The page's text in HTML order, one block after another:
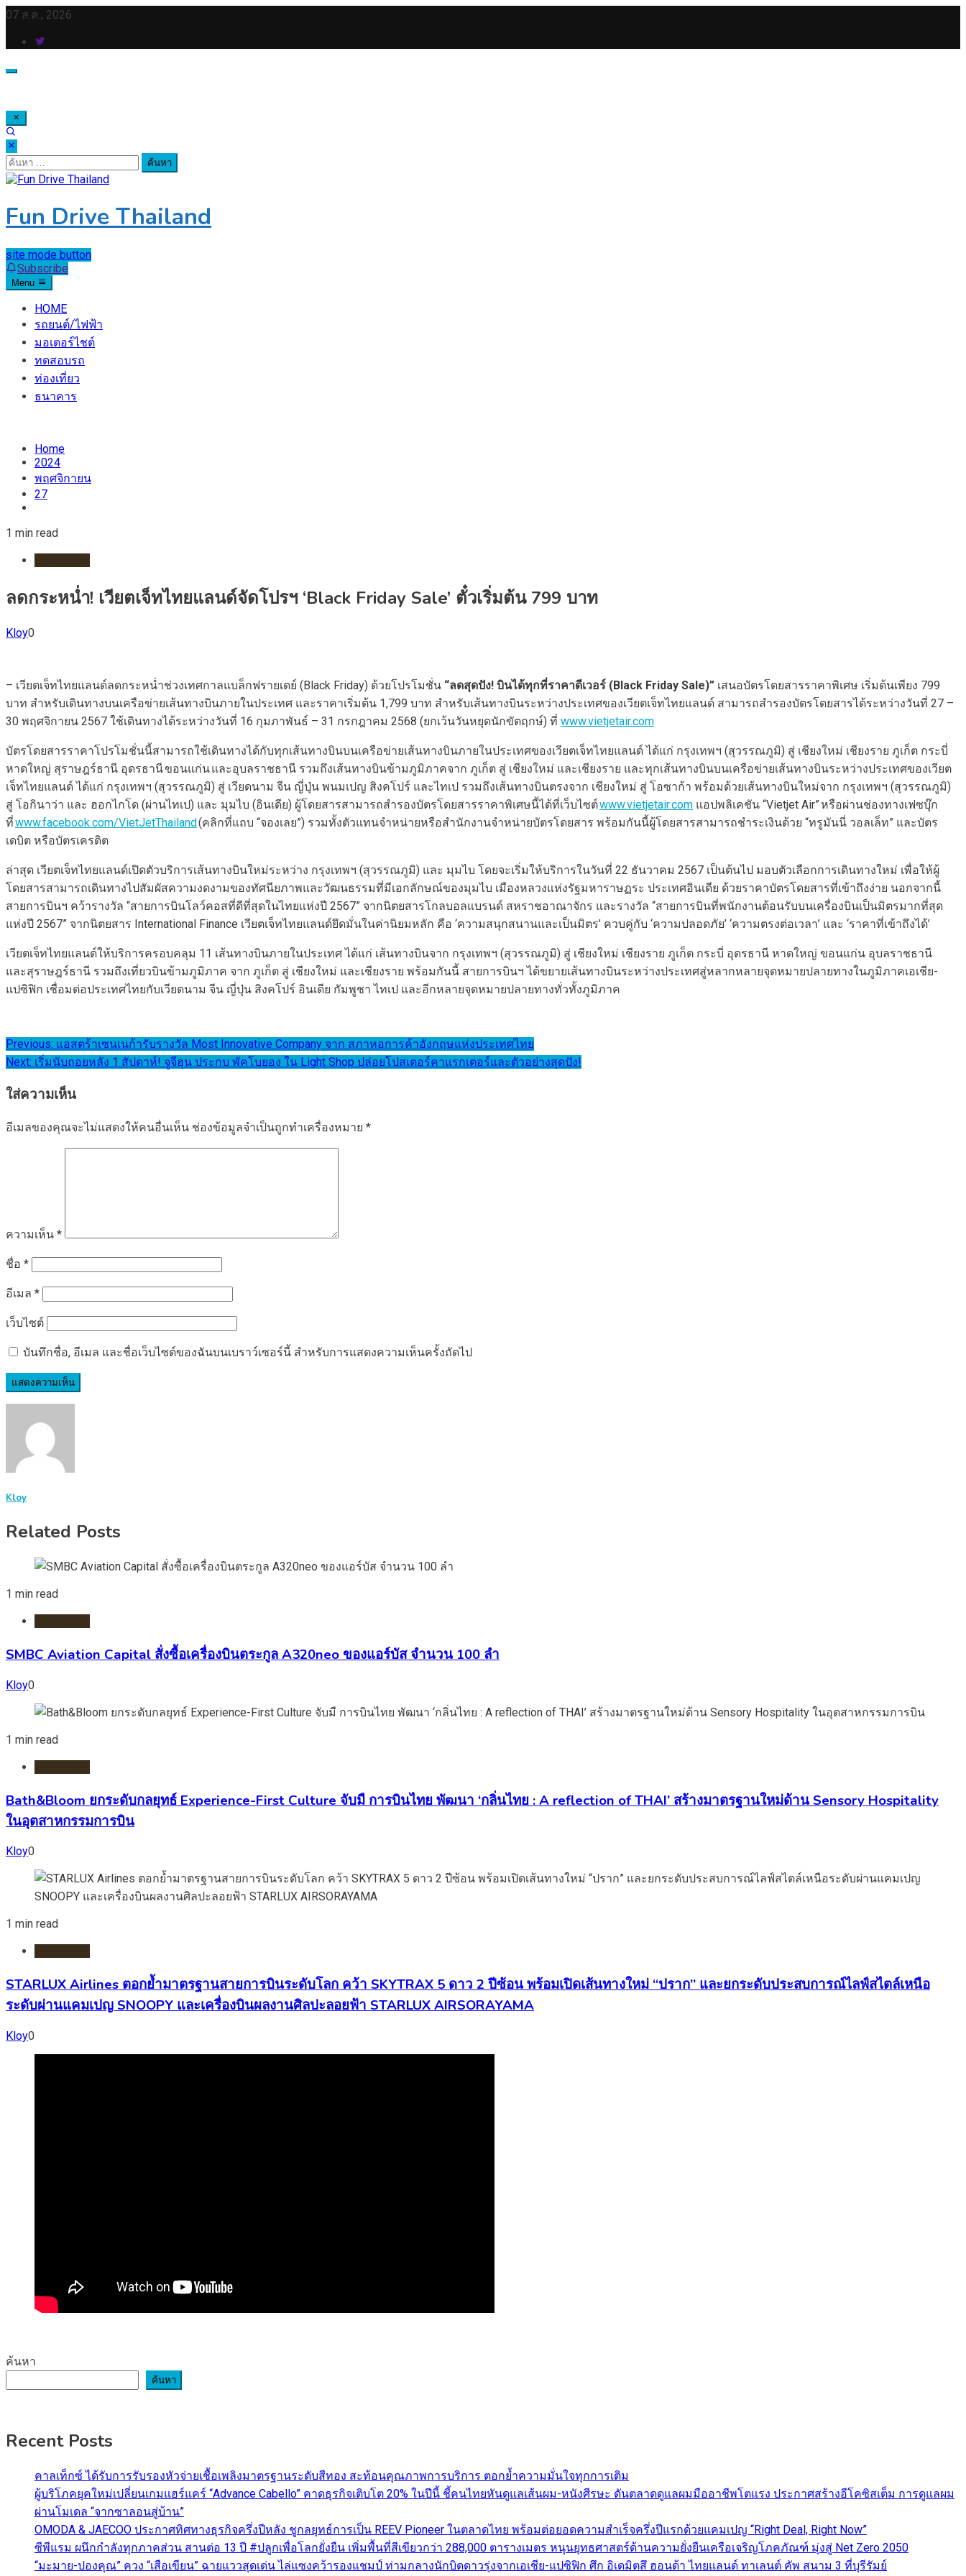
Skip
content
07 ส.ค., 2026
ค้นหา
สำหรับ:
Fun Drive Thailand
site mode button
Subscribe
Menu
HOME
รถยนต์/ไฟฟ้า
มอเตอร์ไชต์
ทดสอบรถ
ท่องเที่ยว
ธนาคาร
Home
2024
พฤศจิกายน
27
1 min read
ลดกระหน่ำ! เวียตเจ็ทไทยแลนด์จัดโปรฯ ‘Black Friday Sale’ ตั๋วเริ่มต้น 799 บาท
Kloy0
– เวียตเจ็ทไทยแลนด์ลดกระหน่ำช่วงเทศกาลแบล็กฟรายเดย์ (Black Friday) ด้วยโปรโมชั่น “ลดสุดปัง! บินได้ทุกที่ราคาดีเวอร์ (Black Friday Sale)” เสนอบัตรโดยสารราคาพิเศษ เริ่มต้นเพียง 799
บาท สำหรับเดินทางบนเครือข่ายเส้นทางบินภายในประเทศ และราคาเริ่มต้น 1,799 บาท สำหรับเส้นทางบินระหว่างประเทศของเวียตเจ็ทไทยแลนด์ สามารถสำรองบัตรโดยสารได้ระหว่างวันที่ 27 –
30 พฤศจิกายน 2567 ใช้เดินทางได้ระหว่างวันที่ 16 กุมภาพันธ์ – 31 กรกฎาคม 2568 (ยกเว้นวันหยุดนักขัตฤกษ์) ที่ www.vietjetair.com
บัตรโดยสารราคาโปรโมชั่นนี้สามารถใช้เดินทางได้กับทุกเส้นทางบินบนเครือข่ายเส้นทางบินภายในประเทศของเวียตเจ็ทไทยแลนด์ ได้แก่ กรุงเทพฯ (สุวรรณภูมิ) สู่ เชียงใหม่ เชียงราย ภูเก็ต กระบี่
หาดใหญ่ สุราษฎร์ธานี อุดรธานี ขอนแก่น และอุบลราชธานี รวมถึงเส้นทางบินข้ามภูมิภาคจาก ภูเก็ต สู่ เชียงใหม่ และเชียงราย และทุกเส้นทางบินบนเครือข่ายเส้นทางบินระหว่างประเทศของเวียต
เจ็ทไทยแลนด์ ได้แก่ กรุงเทพฯ (สุวรรณภูมิ) สู่ เวียดนาม จีน ญี่ปุ่น พนมเปญ สิงคโปร์ และไทเป รวมถึงเส้นทางบินตรงจาก เชียงใหม่ สู่ โอซาก้า พร้อมด้วยเส้นทางบินใหม่จาก กรุงเทพฯ (สุวรรณภูมิ)
สู่ โอกินาว่า และ ฮอกไกโด (ผ่านไทเป) และ มุมไบ (อินเดีย) ผู้โดยสารสามารถสำรองบัตรโดยสารราคาพิเศษนี้ได้ที่เว็บไซต์www.vietjetair.com แอปพลิเคชัน “Vietjet Air” หรือผ่านช่องทางเฟซบุ๊ก
ที่www.facebook.com/VietJetThailand(คลิกที่แถบ “จองเลย”) รวมทั้งตัวแทนจำหน่ายหรือสำนักงานจำหน่ายบัตรโดยสาร พร้อมกันนี้ผู้โดยสารสามารถชำระเงินด้วย “ทรูมันนี่ วอลเล็ท” และบัตร
เดบิต หรือบัตรเครดิต
ล่าสุด เวียตเจ็ทไทยแลนด์เปิดตัวบริการเส้นทางบินใหม่ระหว่าง กรุงเทพฯ (สุวรรณภูมิ) และ มุมไบ โดยจะเริ่มให้บริการในวันที่ 22 ธันวาคม 2567 เป็นต้นไป มอบตัวเลือกการเดินทางใหม่ เพื่อให้ผู้
โดยสารสามารถเดินทางไปสัมผัสความงดงามของทัศนียภาพและวัฒนธรรมที่มีเอกลักษณ์ของมุมไบ เมืองหลวงแห่งรัฐมหาราษฏระ ประเทศอินเดีย ด้วยราคาบัตรโดยสารที่เข้าถึงง่าย นอกจากนี้
สายการบินฯ คว้ารางวัล “สายการบินโลว์คอสที่ดีที่สุดในไทยแห่งปี 2567” จากนิตยสารโกลบอลแบรนด์ สหราชอาณาจักร และรางวัล “สายการบินที่พนักงานต้อนรับบนเครื่องบินเป็นมิตรมากที่สุด
แห่งปี 2567” จากนิตยสาร International Finance เวียตเจ็ทไทยแลนด์ยึดมั่นในค่านิยมหลัก คือ ‘ความสนุกสนานและเป็นมิตร’ ควบคู่กับ ‘ความปลอดภัย’ ‘ความตรงต่อเวลา’ และ ‘ราคาที่เข้าถึงได้’
เวียตเจ็ทไทยแลนด์ให้บริการครอบคลุม 11 เส้นทางบินภายในประเทศ ได้แก่ เส้นทางบินจาก กรุงเทพฯ (สุวรรณภูมิ) สู่ เชียงใหม่ เชียงราย ภูเก็ต กระบี่ อุดรธานี หาดใหญ่ ขอนแก่น อุบลราชธานี
และสุราษฎร์ธานี รวมถึงเที่ยวบินข้ามภูมิภาค จาก ภูเก็ต สู่ เชียงใหม่ และเชียงราย พร้อมกันนี้ สายการบินฯ ได้ขยายเส้นทางบินระหว่างประเทศสู่หลากหลายจุดหมายปลายทางในภูมิภาคเอเชีย-
แปซิฟิก เชื่อมต่อประเทศไทยกับเวียดนาม จีน ญี่ปุ่น สิงคโปร์ อินเดีย กัมพูชา ไทเป และอีกหลายจุดหมายปลายทางทั่วทั้งภูมิภาค
แนะแนว
เรื่อง
Previous: แอสตร้าเซนเนก้ารับรางวัล Most Innovative Company จาก สภาหอการค้าอังกฤษแห่งประเทศไทย
Next: เริ่มนับถอยหลัง 1 สัปดาห์! จูจีฮุน ประกบ พัคโบยอง ใน Light Shop ปล่อยโปสเตอร์คาแรกเตอร์และตัวอย่างสุดปัง!
ใส่ความเห็น
อีเมลของคุณจะไม่แสดงให้คนอื่นเห็น ช่องข้อมูลจำเป็นถูกทำเครื่องหมาย *
ความเห็น *
ชื่อ *
อีเมล *
เว็บไซต์
บันทึกชื่อ, อีเมล และชื่อเว็บไซต์ของฉันบนเบราว์เซอร์นี้ สำหรับการแสดงความเห็นครั้งถัดไป
Kloy
Related Posts
1 min read
SMBC Aviation Capital สั่งซื้อเครื่องบินตระกูล A320neo ของแอร์บัส จำนวน 100 ลำ
Kloy0
1 min read
Bath&Bloom ยกระดับกลยุทธ์ Experience-First Culture จับมื การบินไทย พัฒนา ‘กลิ่นไทย : A reflection of THAI’ สร้างมาตรฐานใหม่ด้าน Sensory Hospitality
ในอุตสาหกรรมการบิน
Kloy0
1 min read
STARLUX Airlines ตอกย้ำมาตรฐานสายการบินระดับโลก คว้า SKYTRAX 5 ดาว 2 ปีซ้อน พร้อมเปิดเส้นทางใหม่ “ปราก” และยกระดับประสบการณ์ไลฟ์สไตล์เหนือ
ระดับผ่านแคมเปญ SNOOPY และเครื่องบินผลงานศิลปะลอยฟ้า STARLUX AIRSORAYAMA
Kloy0
ค้นหา
ค้นหา
Recent Posts
คาลเท็กซ์ ได้รับการรับรองหัวจ่ายเชื้อเพลิงมาตรฐานระดับสีทอง สะท้อนคุณภาพการบริการ ตอกย้ำความมั่นใจทุกการเติม
ผู้บริโภคยุคใหม่เปลี่ยนเกมแฮร์แคร์ “Advance Cabello” คาดธุรกิจเติบโต 20% ในปีนี้ ชี้คนไทยหันดูแลเส้นผม-หนังศีรษะ ดันตลาดดูแลผมมืออาชีพโตแรง ประกาศสร้างอีโคซิสเต็ม การดูแลผม
ผ่านโมเดล “จากซาลอนสู่บ้าน”
OMODA & JAECOO ประกาศทิศทางธุรกิจครึ่งปีหลัง ชูกลยุทธ์การเป็น REEV Pioneer ในตลาดไทย พร้อมต่อยอดความสำเร็จครึ่งปีแรกด้วยแคมเปญ “Right Deal, Right Now”
ซีพีแรม ผนึกกำลังทุกภาคส่วน สานต่อ 13 ปี #ปลูกเพื่อโลกยั่งยืน เพิ่มพื้นที่สีเขียวกว่า 288,000 ตารางเมตร หนุนยุทธศาสตร์ด้านความยั่งยืนเครือเจริญโภคภัณฑ์ มุ่งสู่ Net Zero 2050
“มะมาย-ปองคุณ” ควง “เสือเขียน” ฉายแววสุดเด่น ไล่แซงคว้ารองแชมป์ ท่ามกลางนักบิดดาวรุ่งจากเอเชีย-แปซิฟิก ศึก อิเดมิตสึ ฮอนด้า ไทยแลนด์ ทาเลนต์ คัพ สนาม 3 ที่บุรีรัมย์